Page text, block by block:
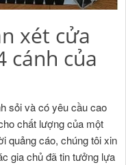
xét cửa
cánh của
sỏi và có yêu cầu cao
chất lượng của một
quảng cáo, chúng tôi xin
gia chủ đã tin tưởng lựa